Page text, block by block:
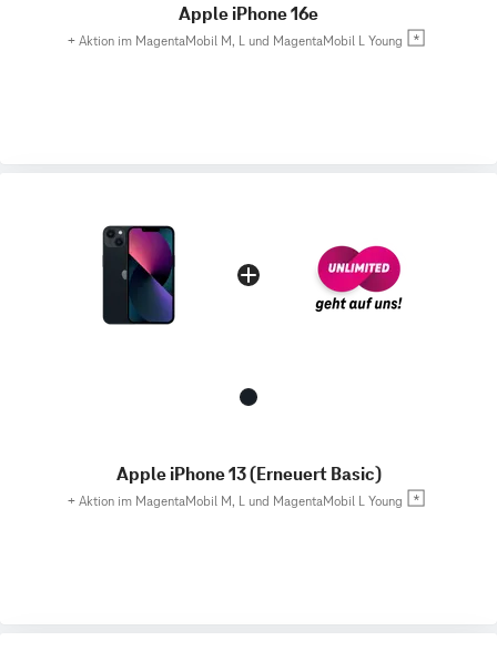
Apple iPhone 16e
+ Aktion im MagentaMobil M, L und MagentaMobil L Young
Apple iPhone 13 (Erneuert Basic)
+ Aktion im MagentaMobil M, L und MagentaMobil L Young